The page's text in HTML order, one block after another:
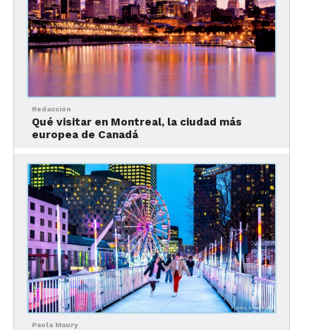
local
Otra de las experiencias imperdibles de la ciudad
es disfrutar de su fabulosa gastronomía. Montreal
es una de las grandes capitales culinarias de
Norteamérica, por su incomparable oferta de
sabores, propuestas e ingredientes. Con todo
desde afamados mercados culinarios y locales de
gran tradición hasta galardonadas propuestas de
creativos chefs y suculentos productos locales y
Redacción
Qué visitar en Montreal, la ciudad más
europea de Canadá
Paola Maury